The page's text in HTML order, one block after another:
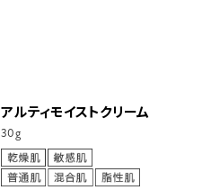
アルティモイストクリーム
30g